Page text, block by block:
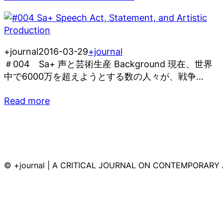
+journal2016-03-29+journal
＃004 Sa+ 声と芸術生産 Background 現在、世界
中で6000万を超えようとする数の人々が、戦争…
Read more
© +journal | A CRITICAL JOURNAL ON CONTEMPORARY